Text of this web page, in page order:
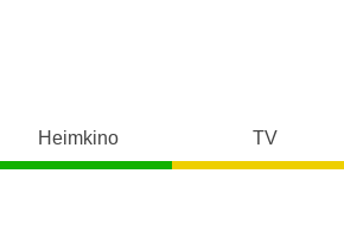
Heimkino TV